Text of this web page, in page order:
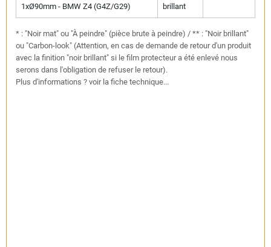
1xØ90mm - BMW Z4 (G4Z/G29)
brillant
* : "Noir mat" ou "À peindre" (pièce brute à peindre) / ** : "Noir brillant"
ou "Carbon-look" (Attention, en cas de demande de retour d'un produit
avec la finition "noir brillant" si le film protecteur a été enlevé nous
serons dans l'obligation de refuser le retour).
Plus d'informations ? voir la fiche technique...